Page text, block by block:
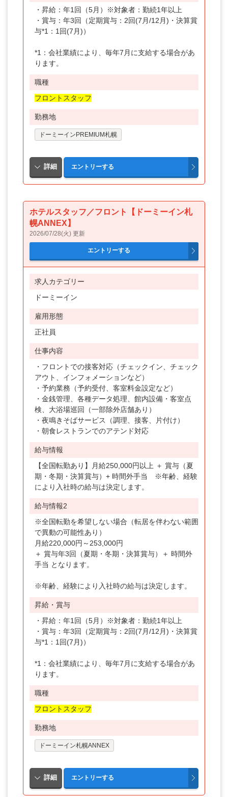
勤務地
北海道
青森県
宮城県
秋田県
福島県
栃木県
埼玉県
千葉県
神奈川県
石川県
福井県
山梨県
長野県
岐阜県
静岡県
三重県
京都府
大阪府
兵庫県
奈良県
和歌山県
岡山県
広島県
香川県
愛媛県
高知県
長崎県
熊本県
大分県
・昇給：年1回（5月）※対象者：勤続1年以上
・賞与：年3回（定期賞与：2回(7月/12月)・決算賞
与*1：1回(7月)）
*1：会社業績により、毎年7月に支給する場合があ
ります。
職種
フロントスタッフ
勤務地
ドーミーインPREMIUM札幌
ホテルスタッフ／フロント【ドーミーイン札
幌ANNEX】
2026/07/28(火) 更新
求人カテゴリー
ドーミーイン
雇用形態
正社員
仕事内容
・フロントでの接客対応（チェックイン、チェック
アウト、インフォメーションなど）
・予約業務（予約受付、客室料金設定など）
・金銭管理、各種データ処理、館内設備・客室点
検、大浴場巡回（一部除外店舗あり）
・夜鳴きそばサービス（調理、接客、片付け）
・朝食レストランでのアテンド対応
給与情報
【全国転勤あり】月給250,000円以上 ＋ 賞与（夏
期・冬期・決算賞与）+ 時間外手当 ※年齢、経験
により入社時の給与は決定します。
給与情報2
※全国転勤を希望しない場合（転居を伴わない範囲
で異動の可能性あり）
月給220,000円～253,000円
＋ 賞与年3回（夏期・冬期・決算賞与）＋ 時間外
手当 となります。
※年齢、経験により入社時の給与は決定します。
昇給・賞与
・昇給：年1回（5月）※対象者：勤続1年以上
・賞与：年3回（定期賞与：2回(7月/12月)・決算賞
与*1：1回(7月)）
*1：会社業績により、毎年7月に支給する場合があ
ります。
職種
フロントスタッフ
勤務地
ドーミーイン札幌ANNEX